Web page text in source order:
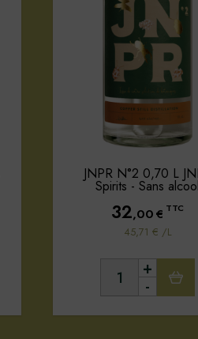
JNPR N°2 0,70 L
Spirits - Sans
32,00€ TTC
45,71 € /L
-
+